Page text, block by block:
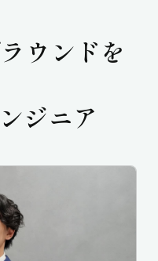
ウンドを
ジニア